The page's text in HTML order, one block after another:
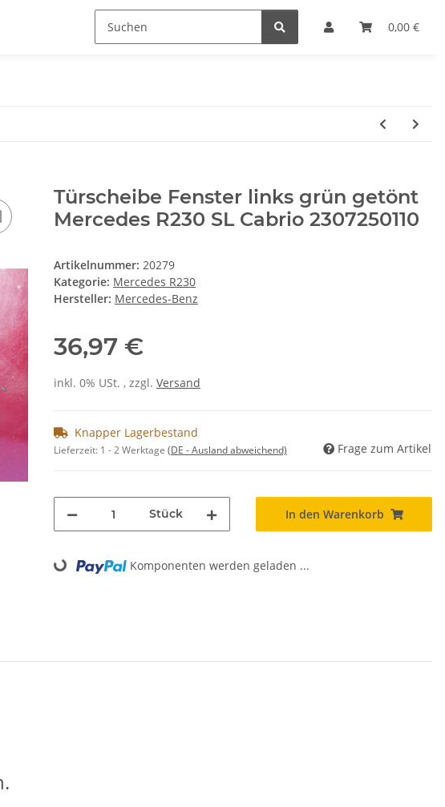
0,00 €
Türscheibe Fenster links grün getönt
Mercedes R230 SL Cabrio 2307250110
Artikelnummer: 20279
Kategorie: Mercedes R230
Hersteller: Mercedes-Benz
36,97 €
inkl. 0% USt. , zzgl. Versand
Knapper Lagerbestand
Lieferzeit: 1 - 2 Werktage (DE - Ausland abweichend) Frage zum Artikel
Stück In den Warenkorb
Loading... Komponenten werden geladen ...